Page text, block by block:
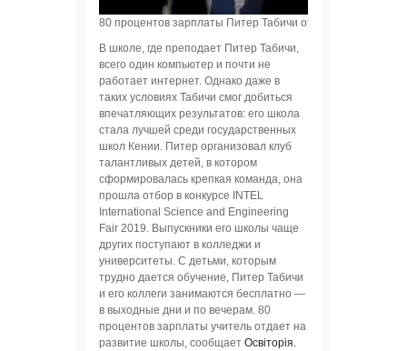
80 процентов зарплаты Питер Табичи отдает на
В школе, где преподает Питер Табичи,
всего один компьютер и почти не
работает интернет. Однако даже в
таких условиях Табичи смог добиться
впечатляющих результатов: его школа
стала лучшей среди государственных
школ Кении. Питер организовал клуб
талантливых детей, в котором
сформировалась крепкая команда, она
прошла отбор в конкурсе INTEL
International Science and Engineering
Fair 2019. Выпускники его школы чаще
других поступают в колледжи и
университеты. С детьми, которым
трудно дается обучение, Питер Табичи
и его коллеги занимаются бесплатно —
в выходные дни и по вечерам. 80
процентов зарплаты учитель отдает на
развитие школы, сообщает Освіторія.